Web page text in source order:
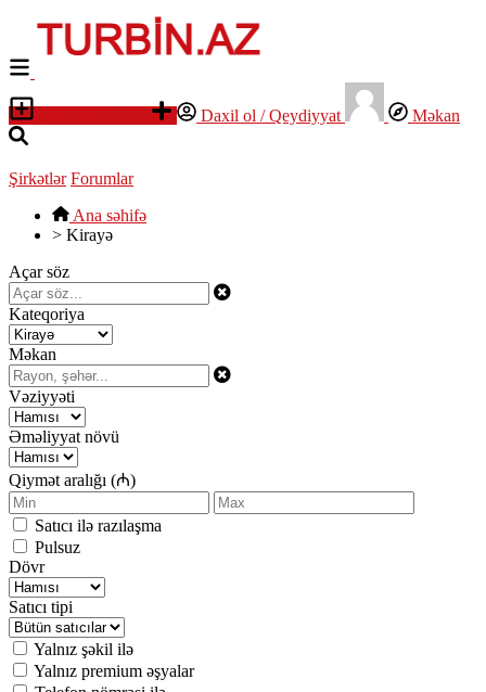
Daxil ol / Qeydiyyat Məkan
Şirkətlər Forumlar
Ana səhifə
> Kirayə
Açar söz
Kateqoriya
Məkan
Vəziyyəti
Əməliyyat növü
Qiymət aralığı (₼)
Satıcı ilə razılaşma
Pulsuz
Dövr
Satıcı tipi
Yalnız şəkil ilə
Yalnız premium əşyalar